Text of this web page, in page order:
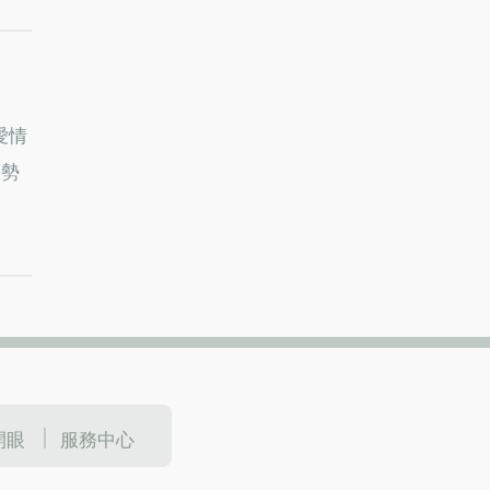
情
眼 服務中心